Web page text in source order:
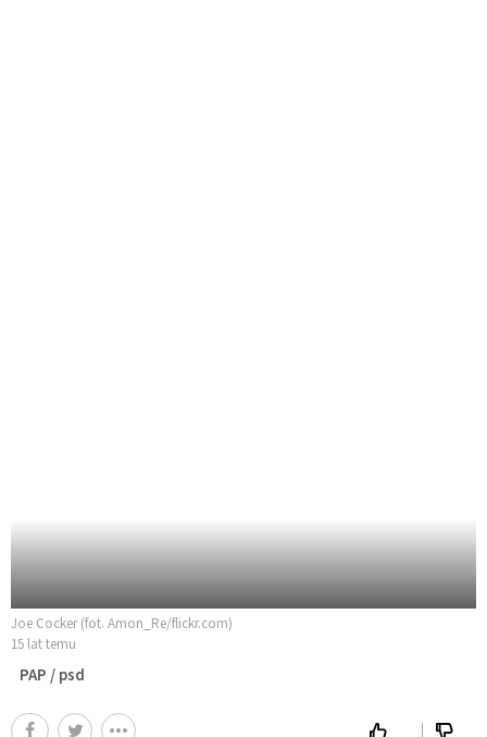
Joe Cocker (fot. Amon_Re/flickr.com)
15 lat temu
PAP / psd